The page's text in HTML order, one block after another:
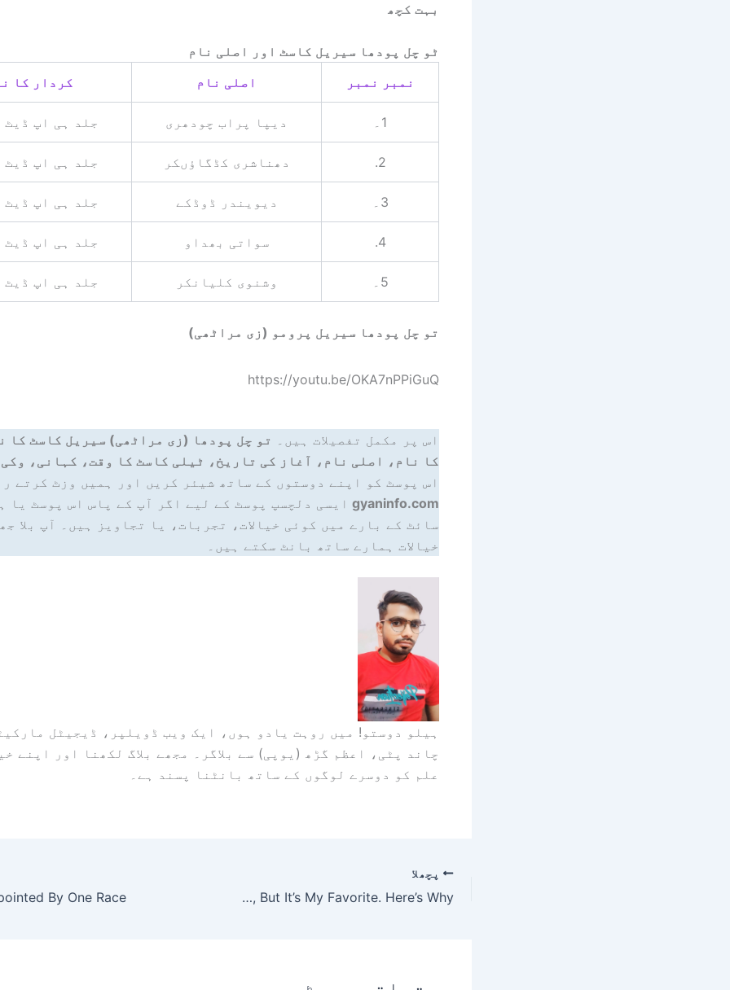
بہت کچھ
ٹو چل پودھا سیریل کاسٹ اور اصلی نام
نمبر نمبر
اصلی نام کردار کا
1۔ دیپا پراب چودھری جلد ہی اپ ڈیٹ
2. دھناشری کڈگاؤںکر جلد ہی اپ ڈیٹ
3۔ دیویندر ڈوڈکے جلد ہی اپ ڈیٹ
4. سواتی بھداو جلد ہی اپ ڈیٹ
5۔ وشنوی کلیانکر جلد ہی اپ ڈیٹ
تو چل پودھا سیریل پرومو (زی مراٹھی)
https://youtu.be/OKA7nPPiGuQ
اس پر مکمل تفصیلات ہیں۔ تو چل پودھا (زی مراٹھی) سیریل کاسٹ کا
کا نام، اصلی نام، آغاز کی تاریخ، ٹیلی کاسٹ کا وقت، کہانی،
اس پوسٹ کو اپنے دوستوں کے ساتھ شیئر کریں اور ہمیں وزٹ کرتے
gyaninfo.com ایسی دلچسپ پوسٹ کے لیے اگر آپ کے پاس اس پوسٹ یا
سائٹ کے بارے میں کوئی خیالات، تجربات، یا تجاویز ہیں۔ آپ بلا
خیالات ہمارے ساتھ بانٹ سکتے ہیں۔
ہیلو دوستو! میں روہت یادو ہوں، ایک ویب ڈویلپر، ڈیجیٹل
چاند پٹی، اعظم گڑھ (یوپی) سے بلاگر۔ مجھے بلاگ لکھنا اور اپنے
علم کو دوسرے لوگوں کے ساتھ بانٹنا پسند ہے۔
پچھلا
Strangers On A Train Might Not Be Hitchcock’s Best Movie, But It’s My Favorite. Here’s Why.